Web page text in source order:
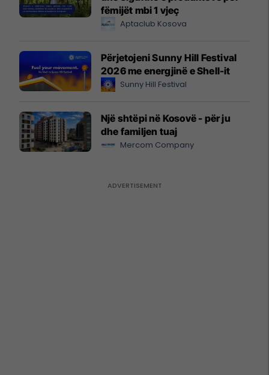
fëmijët mbi 1 vjeç
Aptaclub Kosova
Përjetojeni Sunny Hill Festival
2026 me energjinë e Shell-it
Sunny Hill Festival
Një shtëpi në Kosovë - për ju
dhe familjen tuaj
Mercom Company